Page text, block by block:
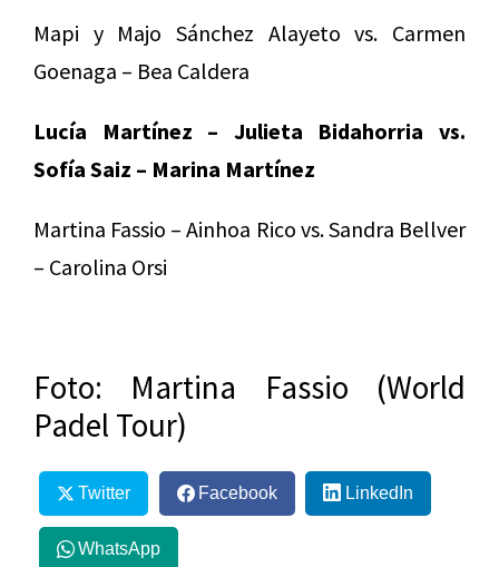
Mapi y Majo Sánchez Alayeto vs. Carmen
Goenaga – Bea Caldera
Lucía Martínez – Julieta Bidahorria vs.
Sofía Saiz – Marina Martínez
Martina Fassio – Ainhoa Rico vs. Sandra Bellver
– Carolina Orsi
Foto: Martina Fassio (World
Padel Tour)
Twitter Facebook LinkedIn
WhatsApp